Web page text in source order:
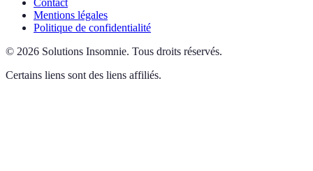
Mentions légales
Politique de confidentialité
© 2026 Solutions Insomnie. Tous droits réservés.
Certains liens sont des liens affiliés.